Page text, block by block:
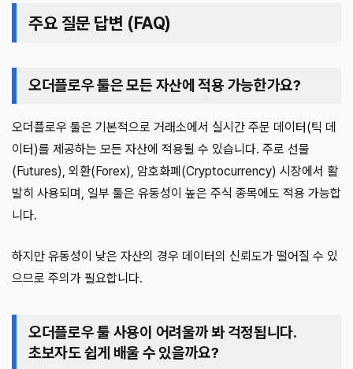
주요 질문 답변 (FAQ)
오더플로우 툴은 모든 자산에 적용 가능한가요?
오더플로우 툴은 기본적으로 거래소에서 실시간 주문 데이터(틱 데
이터)를 제공하는 모든 자산에 적용될 수 있습니다. 주로 선물
(Futures), 외환(Forex), 암호화폐(Cryptocurrency) 시장에서 활
발히 사용되며, 일부 툴은 유동성이 높은 주식 종목에도 적용 가능합
니다.
하지만 유동성이 낮은 자산의 경우 데이터의 신뢰도가 떨어질 수 있
으므로 주의가 필요합니다.
오더플로우 툴 사용이 어려울까 봐 걱정됩니다.
초보자도 쉽게 배울 수 있을까요?